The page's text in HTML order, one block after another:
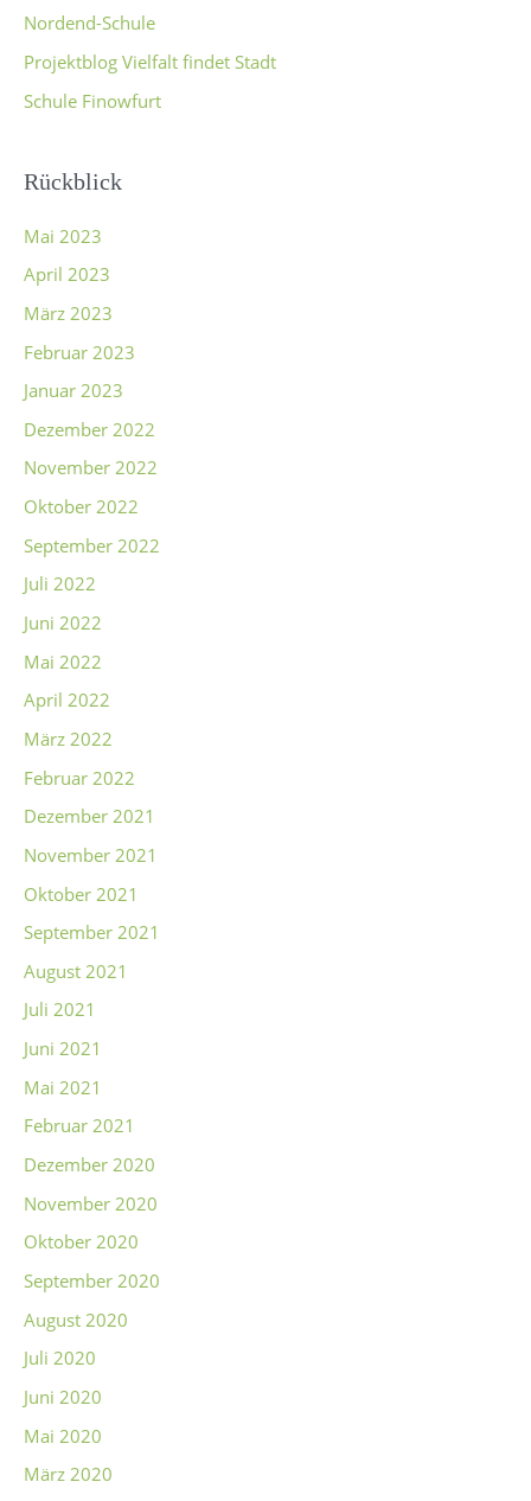
Nordend-Schule
Projektblog Vielfalt findet Stadt
Schule Finowfurt
Rückblick
Mai 2023
April 2023
März 2023
Februar 2023
Januar 2023
Dezember 2022
November 2022
Oktober 2022
September 2022
Juli 2022
Juni 2022
Mai 2022
April 2022
März 2022
Februar 2022
Dezember 2021
November 2021
Oktober 2021
September 2021
August 2021
Juli 2021
Juni 2021
Mai 2021
Februar 2021
Dezember 2020
November 2020
Oktober 2020
September 2020
August 2020
Juli 2020
Juni 2020
Mai 2020
März 2020